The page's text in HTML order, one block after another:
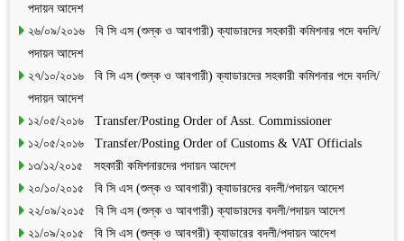
পদায়ন আদেশ
২৬/০৯/২০১৬ বি সি এস (শুল্ক ও আবগারী) ক্যাডারদের সহকারী কমিশনার পদে বদলি/
পদায়ন আদেশ
২৭/১০/২০১৬ বি সি এস (শুল্ক ও আবগারী) ক্যাডারদের সহকারী কমিশনার পদে বদলি/
পদায়ন আদেশ
১২/০৫/২০১৬ Transfer/Posting Order of Asst. Commissioner
১২/০৫/২০১৬ Transfer/Posting Order of Customs & VAT Officials
১৩/১২/২০১৫ সহকারী কমিশনারদের পদায়ন আদেশ
২০/১০/২০১৫ বি সি এস (শুল্ক ও আবগারী) ক্যাডারদের বদলী/পদায়ন আদেশ
২২/০৯/২০১৫ বি সি এস (শুল্ক ও আবগারী) ক্যাডারদের বদলী/পদায়ন আদেশ
২১/০৯/২০১৫ বি সি এস (শুল্ক ও আবগরী) ক্যাডারের বদলী/পদায়ন আদেশ